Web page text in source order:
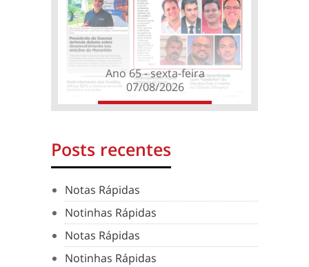
Ano 65 - sexta-feira
07/08/2026
Posts recentes
Notas Rápidas
Notinhas Rápidas
Notas Rápidas
Notinhas Rápidas